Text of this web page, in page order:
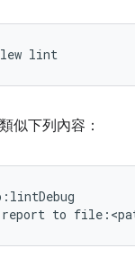
似下列內容：